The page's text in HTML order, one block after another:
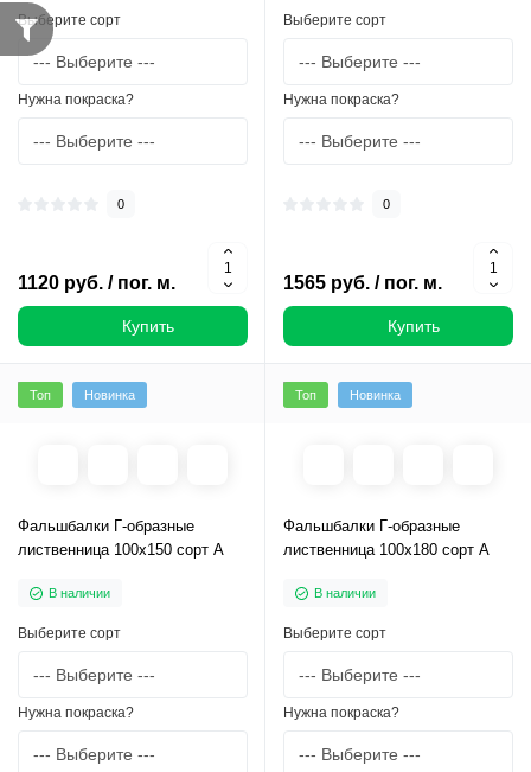
Выберите сорт
Нужна покраска?
0
1120 руб. / пог. м.
Купить
Выберите сорт
Нужна покраска?
0
1565 руб. / пог. м.
Купить
Топ Новинка
Фальшбалки Г-образные
лиственница 100х150 сорт А
В наличии
Выберите сорт
Нужна покраска?
Топ Новинка
Фальшбалки Г-образные
лиственница 100х180 сорт А
В наличии
Выберите сорт
Нужна покраска?